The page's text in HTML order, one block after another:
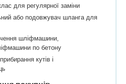
для регулярної заміни
або подовжувач шланга для
шліфмашини,
по бетону
кутів і